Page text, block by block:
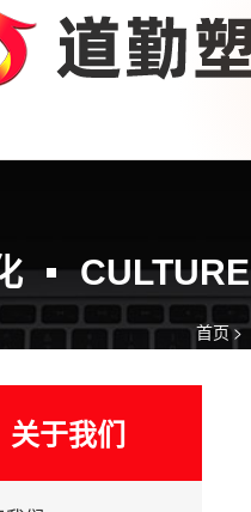
CULTURE
首页 >
关于我们